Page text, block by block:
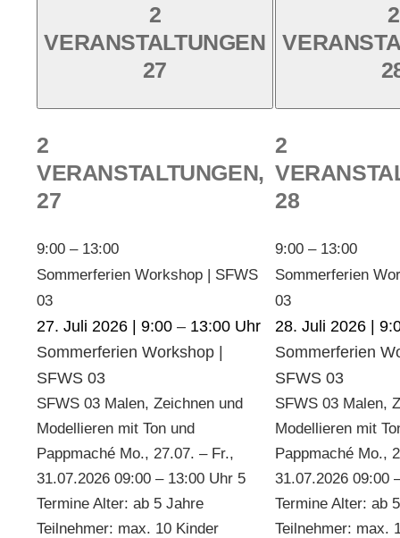
2
VERANSTALTUNGEN
27
2
VERANSTALTUNGEN,
27
9:00 – 13:00
Sommerferien Workshop | SFWS
03
27. Juli 2026 | 9:00– 13:00
Sommerferien Workshop |
SFWS 03
SFWS 03 Malen, Zeichnen und
Modellieren mit Ton und
Pappmaché Mo., 27.07. – Fr.,
31.07.2026 09:00 – 13:00 Uhr 5
Termine Alter: ab 5 Jahre
Teilnehmer: max. 10 Kinder
2
2
28
9:00 – 13:00
Sommerferien
03
28. Juli 2026 |
Sommerferien
SFWS 03
SFWS 03 Malen,
Modellieren mit
Pappmaché Mo.,
31.07.2026 09:00
Termine Alter: ab
Teilnehmer: max.